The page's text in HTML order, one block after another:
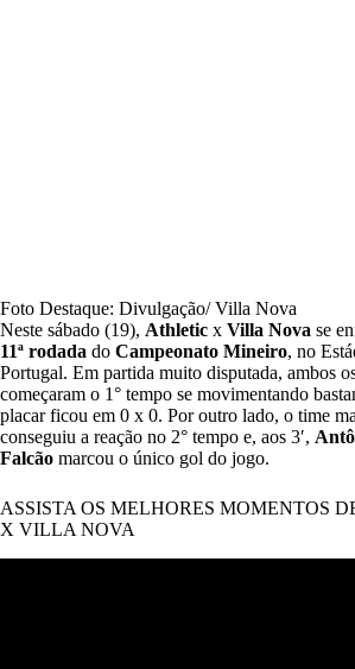
Foto Destaque: Divulgação/ Villa Nova
Neste sábado (19), Athletic x Villa Nova se
11ª rodada do Campeonato Mineiro, no
Portugal. Em partida muito disputada, ambos
começaram o 1° tempo se movimentando
placar ficou em 0 x 0. Por outro lado, o time
conseguiu a reação no 2° tempo e, aos 3′,
Falcão marcou o único gol do jogo.
ASSISTA OS MELHORES MOMENTOS
X VILLA NOVA